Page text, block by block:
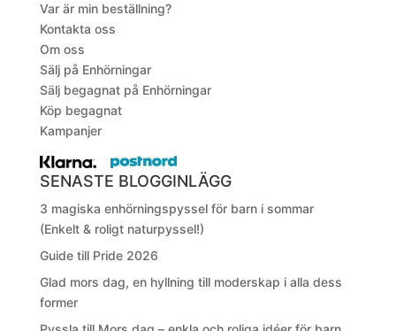
Var är min beställning?
Kontakta oss
Om oss
Sälj på Enhörningar
Sälj begagnat på Enhörningar
Köp begagnat
Kampanjer
SENASTE BLOGGINLÄGG
3 magiska enhörningspyssel för barn i sommar
(Enkelt & roligt naturpyssel!)
Guide till Pride 2026
Glad mors dag, en hyllning till moderskap i alla dess
former